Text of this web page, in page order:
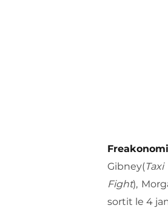
Gibney(
Fight),
sortit le 4